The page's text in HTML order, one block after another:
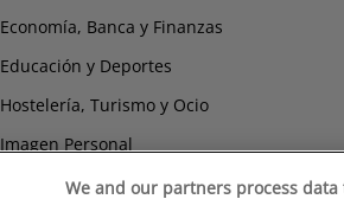
Economía, Banca y Finanzas
Educación y Deportes
Hostelería, Turismo y Ocio
Imagen Personal
Informática y Telecomunicaciones
We and our partners process data